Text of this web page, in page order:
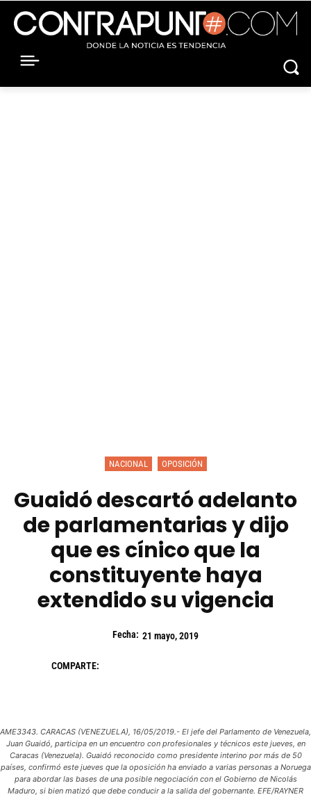
NACIONAL OPOSICIÓN
Guaidó descartó adelanto
de parlamentarias y dijo
que es cínico que la
constituyente haya
extendido su vigencia
Fecha: 21 mayo, 2019
COMPARTE:
AME3343. CARACAS (VENEZUELA), 16/05/2019.- El jefe del Parlamento de Venezuela,
Juan Guaidó, participa en un encuentro con profesionales y técnicos este jueves, en
Caracas (Venezuela). Guaidó reconocido como presidente interino por más de 50
países, confirmó este jueves que la oposición ha enviado a varias personas a Noruega
para abordar las bases de una posible negociación con el Gobierno de Nicolás
Maduro, si bien matizó que debe conducir a la salida del gobernante. EFE/RAYNER